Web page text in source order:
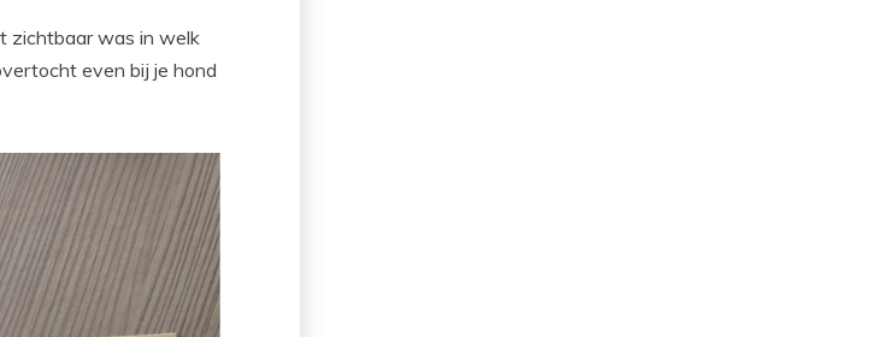
zichtbaar was in welk
even bij je hond